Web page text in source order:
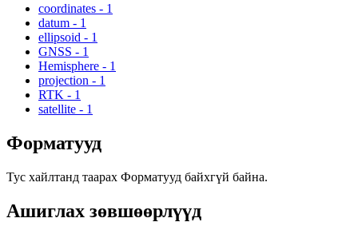
coordinates - 1
datum - 1
ellipsoid - 1
GNSS - 1
Hemisphere - 1
projection - 1
RTK - 1
satellite - 1
Форматууд
Тус хайлтанд таарах Форматууд байхгүй байна.
Ашиглах зөвшөөрлүүд